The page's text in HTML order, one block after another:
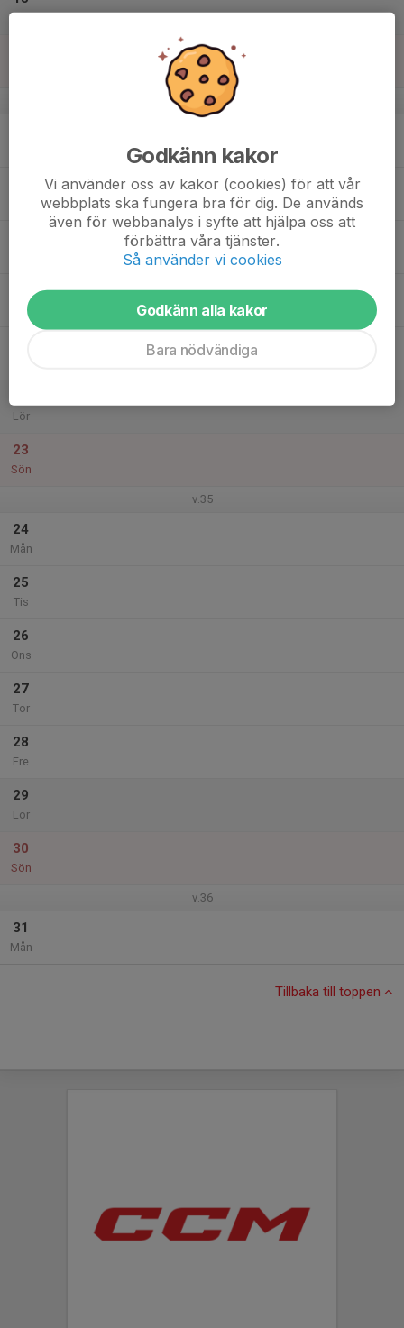
v.34
Tor
Lör
23
Sön
v.35
24
Mån
25
Tis
26
Ons
27
Tor
28
Fre
29
Lör
30
Sön
v.36
31
Mån
Tillbaka till toppen
Godkänn kakor
Vi använder oss av kakor (cookies) för att vår
webbplats ska fungera bra för dig. De används
även för webbanalys i syfte att hjälpa oss att
förbättra våra tjänster.
Så använder vi cookies
Godkänn alla kakor
Bara nödvändiga